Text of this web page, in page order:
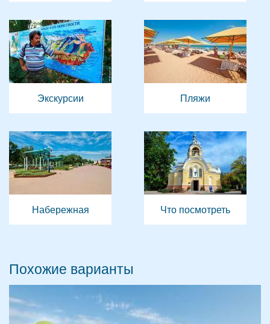
Экскурсии Пляжи
Набережная Что посмотреть
Похожие варианты